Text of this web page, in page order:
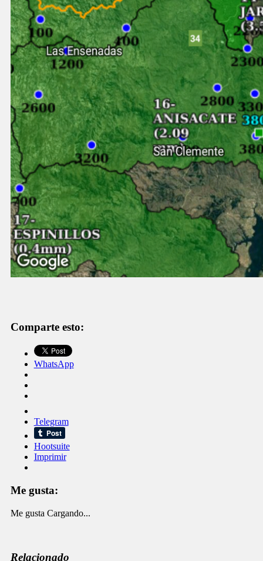
Comparte esto:
WhatsApp
Telegram
Hootsuite
Imprimir
Me gusta:
Me gusta Cargando...
Relacionado